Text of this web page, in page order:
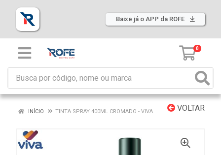
Baixe já o APP da ROFE
0
VOLTAR
INÍCIO TINTA SPRAY 400ML CROMADO - VIVA